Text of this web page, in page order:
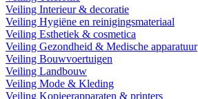
Veiling Interieur & decoratie
Veiling Hygiëne en reinigingsmateriaal
Veiling Esthetiek & cosmetica
Veiling Gezondheid & Medische apparatuur
Veiling Bouwvoertuigen
Veiling Landbouw
Veiling Mode & Kleding
Veiling Kopieerapparaten & printers